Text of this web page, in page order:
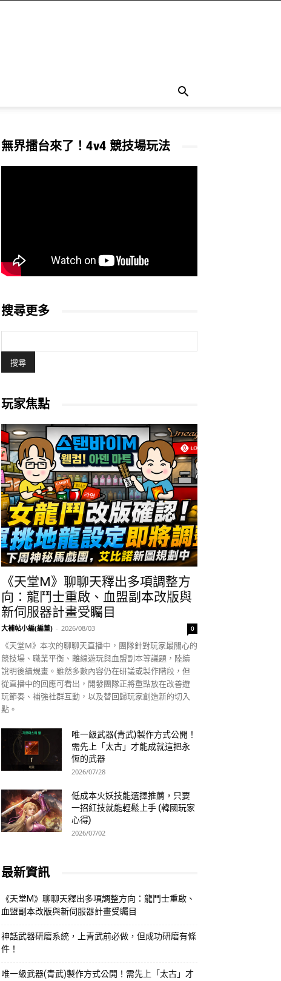
無界擂台來了！4v4 競技場玩法
搜尋更多
玩家焦點
《天堂M》聊聊天釋出多項調整方
向：龍鬥士重啟、血盟副本改版與
新伺服器計畫受矚目
大補帖小編(編董) - 2026/08/03 0
《天堂M》本次的聊聊天直播中，團隊針對玩家最關心的
競技場、職業平衡、離線遊玩與血盟副本等議題，陸續
說明後續規畫。雖然多數內容仍在研議或製作階段，但
從直播中的回應可看出，開發團隊正將重點放在改善遊
玩節奏、補強社群互動，以及替回歸玩家創造新的切入
點。
唯一級武器(青武)製作方式公開！
需先上「太古」才能成就這把永
恆的武器
2026/07/28
低成本火妖技能選擇推薦，只要
一招紅技就能輕鬆上手 (韓國玩家
心得)
2026/07/02
最新資訊
《天堂M》聊聊天釋出多項調整方向：龍鬥士重啟、
血盟副本改版與新伺服器計畫受矚目
神話武器研磨系統，上青武前必做，但成功研磨有條
件！
唯一級武器(青武)製作方式公開！需先上「太古」才